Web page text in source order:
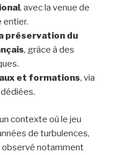
, avec la venue de
entier.
préservation du
, grâce à des
et formations, via
contexte où le jeu
de turbulences,
notamment